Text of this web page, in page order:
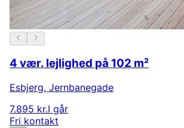
4 vær. lejlighed på 102 m²
Esbjerg, Jernbanegade
7.895 kr.I går
Fri kontakt